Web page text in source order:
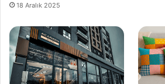
18 Aralık 2025